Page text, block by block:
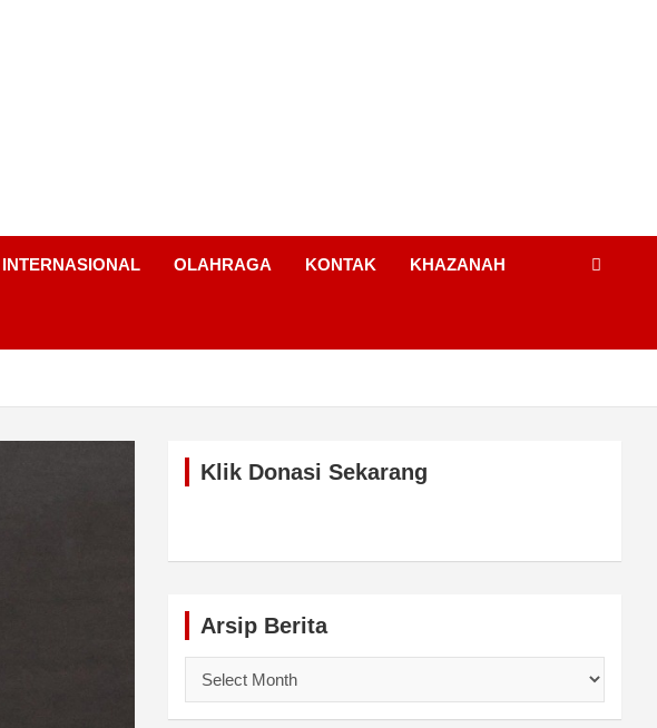
INTERNASIONAL OLAHRAGA KONTAK KHAZANAH
Klik Donasi Sekarang
Arsip Berita
Berita